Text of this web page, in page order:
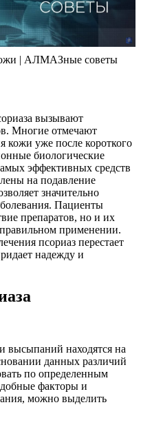
| АЛМАЗные советы
вызывают
Многие отмечают
кожи уже после короткого
биологические
эффективных средств
на подавление
значительно
Пациенты
препаратов, но и их
применении.
псориаз перестает
надежду и
высыпаний находятся на
данных различий
по определенным
факторы и
можно выделить